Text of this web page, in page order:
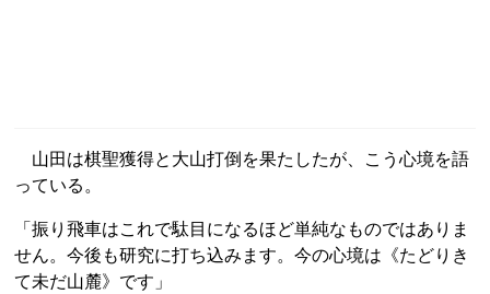
山田は棋聖獲得と大山打倒を果たしたが、こう心境を語
っている。
「振り飛車はこれで駄目になるほど単純なものではありま
せん。今後も研究に打ち込みます。今の心境は《たどりき
て未だ山麓》です」